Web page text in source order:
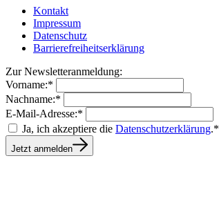
Kontakt
Impressum
Datenschutz
Barrierefreiheitserklärung
Zur Newsletteranmeldung:
Vorname:*
Nachname:*
E-Mail-Adresse:*
Ja, ich akzeptiere die Datenschutzerklärung.*
Jetzt anmelden